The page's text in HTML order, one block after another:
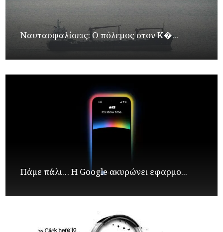
Ναυτασφαλίσεις: Ο πόλεμος στον Κ�...
Πάμε πάλι… Η Google ακυρώνει εφαρμο...